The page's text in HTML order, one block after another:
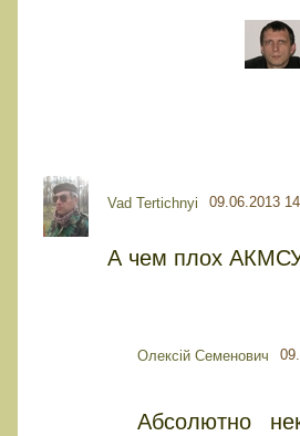
Vad Tertichnyi 09.06.2013
А чем плох
Олексій Семенович
Абсолютно